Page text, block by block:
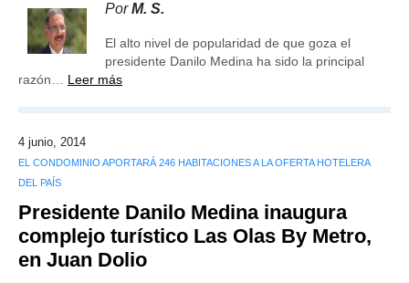
PorM. S.
El alto nivel de popularidad de que goza el
presidente Danilo Medina ha sido la principal
razón… Leer más
4 junio, 2014
EL CONDOMINIO APORTARÁ 246 HABITACIONES A LA OFERTA HOTELERA
DEL PAÍS
Presidente Danilo Medina inaugura
complejo turístico Las Olas By Metro,
en Juan Dolio